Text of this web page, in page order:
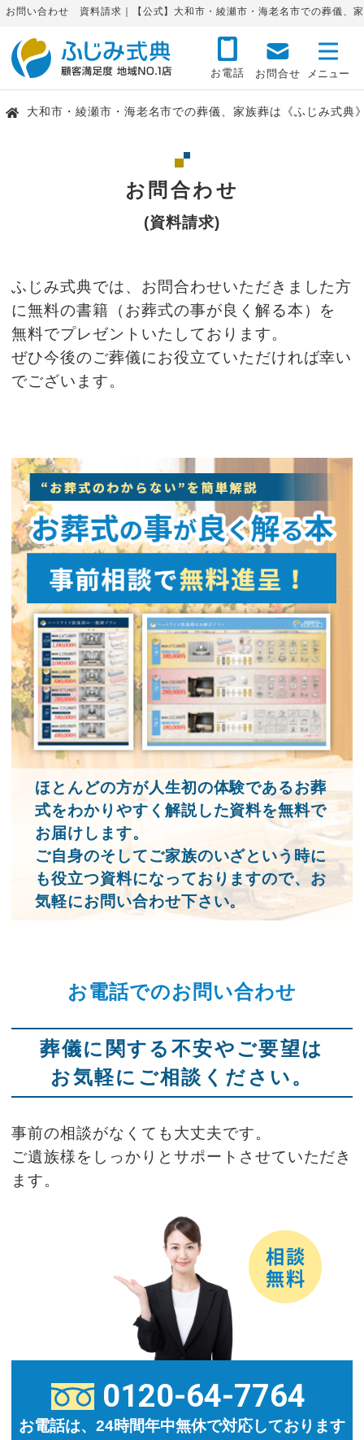
お問い合わせ 資料請求｜【公式】大和市・綾瀬市・海老名市での葬儀、
お電話 お問合せ
大和市・綾瀬市・海老名市での葬儀、家族葬は《ふじみ式典
お問合わせ
(資料請求)
ふじみ式典では、お問合わせいただきました方
に無料の書籍（お葬式の事が良く解る本）を
無料でプレゼントいたしております。
ぜひ今後のご葬儀にお役立ていただければ幸い
でございます。
ほとんどの方が人生初の体験であるお葬
式をわかりやすく解説した資料を無料で
お届けします。
ご自身のそしてご家族のいざという時に
も役立つ資料になっておりますので、お
気軽にお問い合わせ下さい。
お電話でのお問い合わせ
葬儀に関する不安やご要望は
お気軽にご相談ください。
事前の相談がなくても大丈夫です。
ご遺族様をしっかりとサポートさせていただき
ます。
0120-64-7764
お電話は、24時間年中無休で対応しております